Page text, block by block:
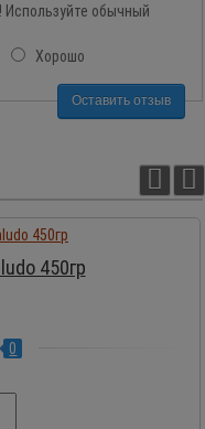
Используйте обычный
Хорошо
Оставить отзыв
450гр
0